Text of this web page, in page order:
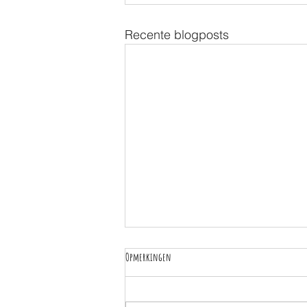
Recente blogposts
Opmerkingen